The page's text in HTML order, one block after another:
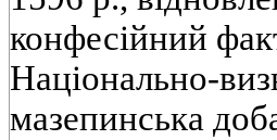
конфесiйний
Нацiонально-
мазепинська